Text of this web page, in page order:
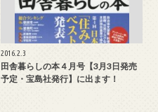
2016.2.3
田舎暮らしの本４月号【3月3日発売
予定・宝島社発行】に出ます！